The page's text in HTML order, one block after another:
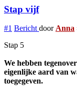
Stap vijf
#1 Bericht door Anna
Stap 5
We hebben
eigenlijke aard van
toegegeven.